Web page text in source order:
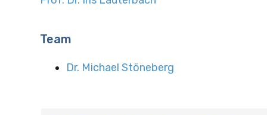
Team
Dr. Michael Stöneberg